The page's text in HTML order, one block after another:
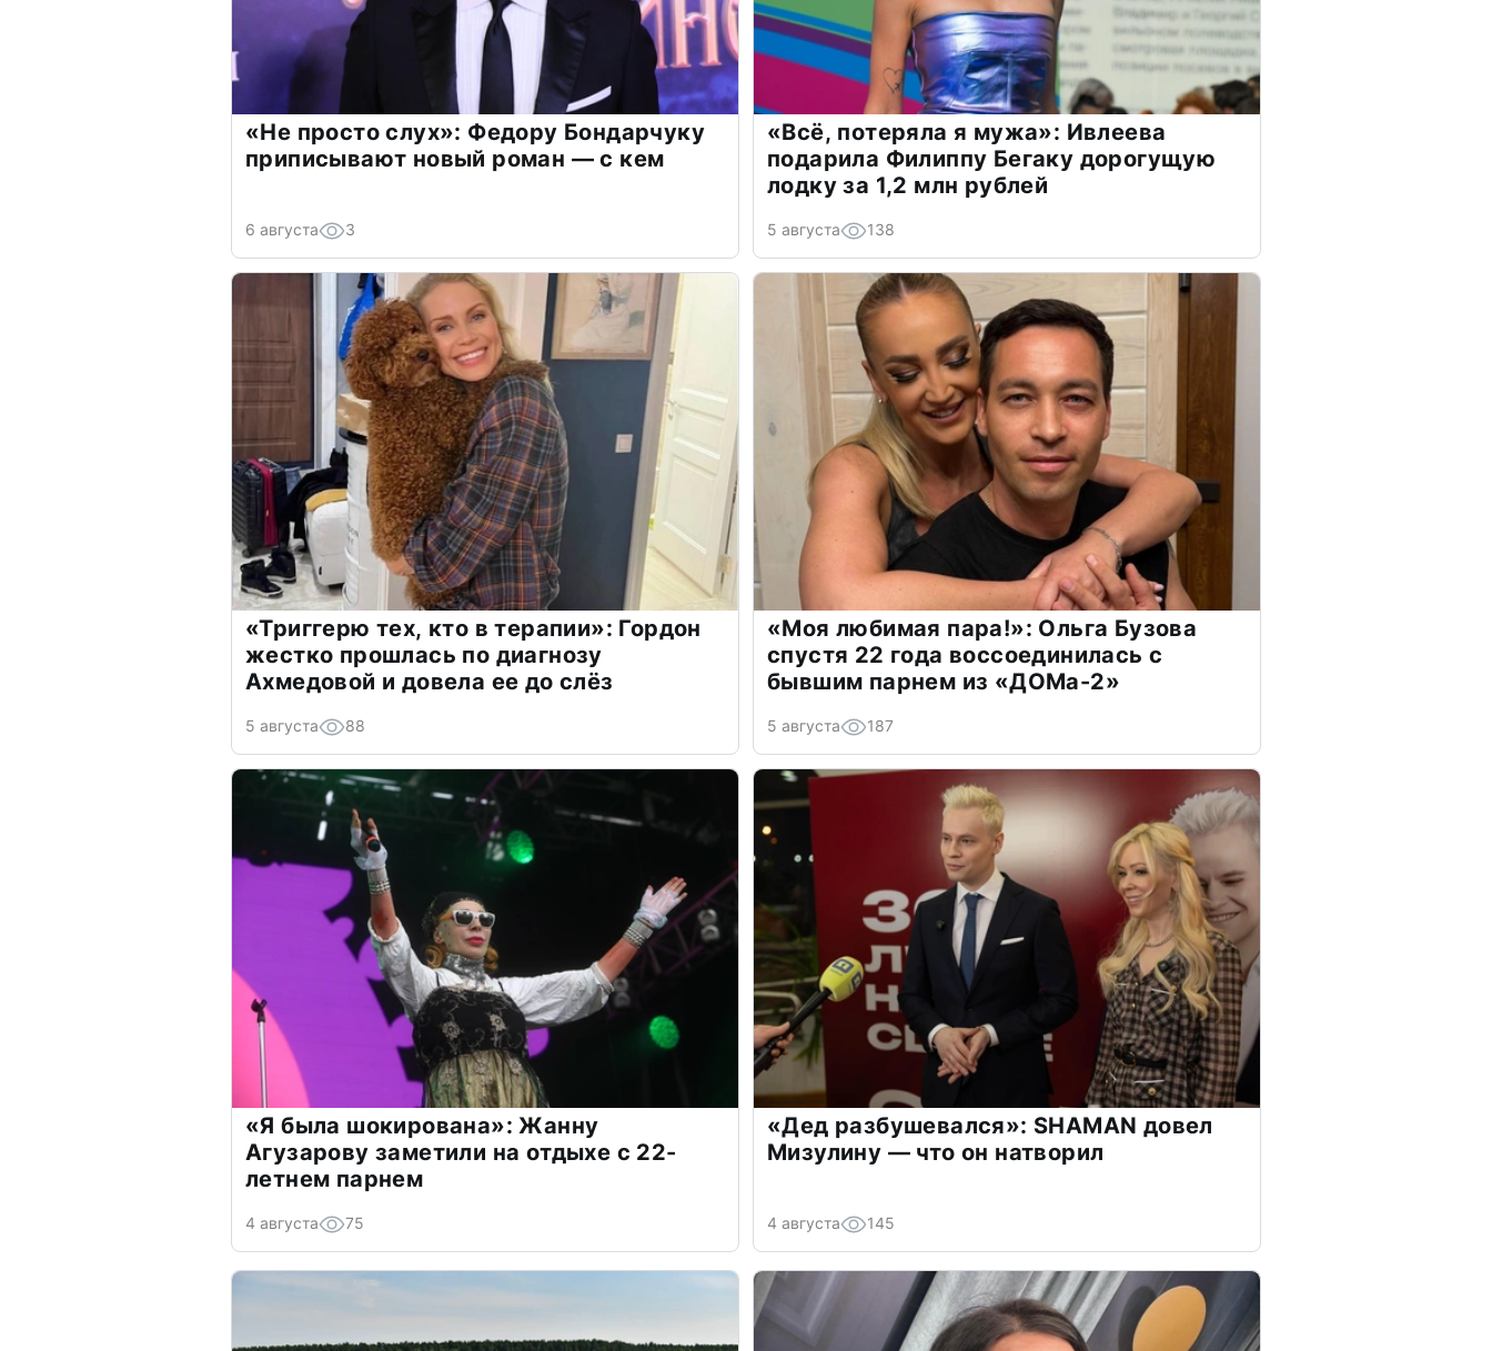
«Не просто слух»: Федору Бондарчуку
приписывают новый роман — с кем
6 августа 3
«Всё, потеряла я мужа»: Ивлеева
подарила Филиппу Бегаку дорогущую
лодку за 1,2 млн рублей
5 августа 138
«Триггерю тех, кто в терапии»: Гордон
жестко прошлась по диагнозу
Ахмедовой и довела ее до слёз
5 августа 88
«Моя любимая пара!»: Ольга Бузова
спустя 22 года воссоединилась с
бывшим парнем из «ДОМа-2»
5 августа 187
«Я была шокирована»: Жанну
Агузарову заметили на отдыхе с 22-
летнем парнем
4 августа 75
«Дед разбушевался»: SHAMAN довел
Мизулину — что он натворил
4 августа 145